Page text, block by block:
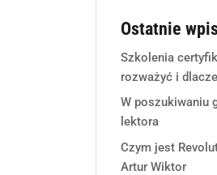
Ostatnie
Szkolenia
rozważyć i
W poszukiwaniu
lektora
Czym jest
Artur Wiktor